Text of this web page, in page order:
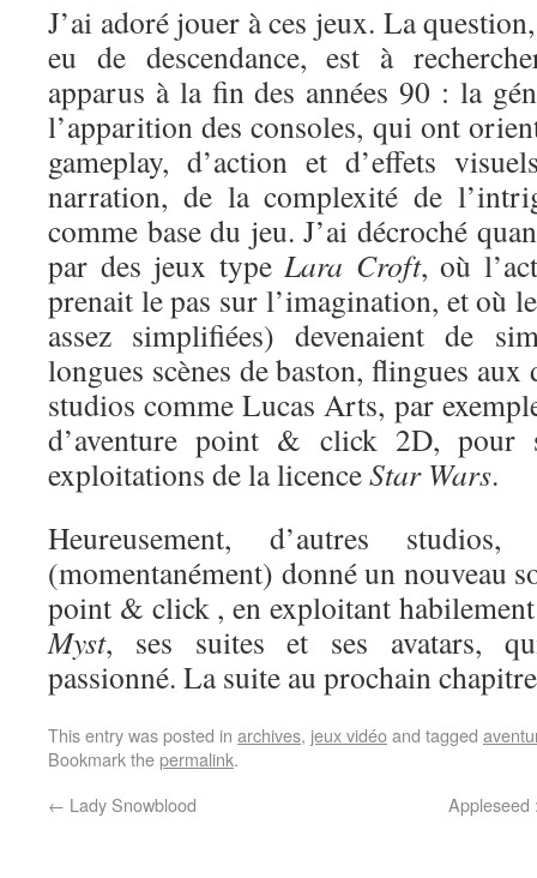
J’ai adoré jouer à ces jeux. La
eu de descendance, est à
apparus à la fin des années 90 : la
l’apparition des consoles, qui ont
gameplay, d’action et d’effets
narration, de la complexité de
comme base du jeu. J’ai décroché
par des jeux type Lara Croft, où
prenait le pas sur l’imagination, et où
assez simplifiées) devenaient de
longues scènes de baston, flingues
studios comme Lucas Arts, par
d’aventure point & click 2D, pour
exploitations de la licenceStar Wars.
Heureusement, d’autres
(momentanément) donné un nouveau
point & click , en exploitant
Myst, ses suites et ses avatars,
passionné. La suite au prochain
This entry was posted in archives, jeux vidéoand tagged
Bookmark thepermalink.
← Lady Snowblood Appleseed